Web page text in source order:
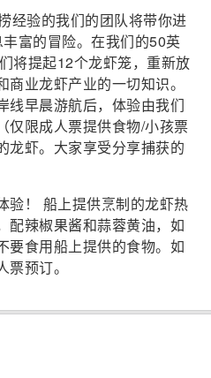
经验的我们的团队将带你进
富的冒险。在我们的50英
将提起12个龙虾笼，重新放
业龙虾产业的一切知识。
线早晨游航后，体验由我们
仅限成人票提供食物/小孩票
龙虾。大家享受分享捕获的
验！ 船上提供烹制的龙虾热
配辣椒果酱和蒜蓉黄油，如
要食用船上提供的食物。如
预订。